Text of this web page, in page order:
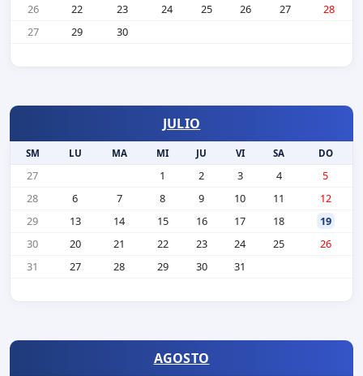
26
22 23 24 25 26 27
28
27
29 30
JULIO
SM LU MA MI JU VI SA DO
27 1 2 3 4
5
28
6 7 8 9 10 11
12
29
13 14 15 16 17 18
19
30
20 21 22 23 24 25
26
31
27 28 29 30 31
AGOSTO